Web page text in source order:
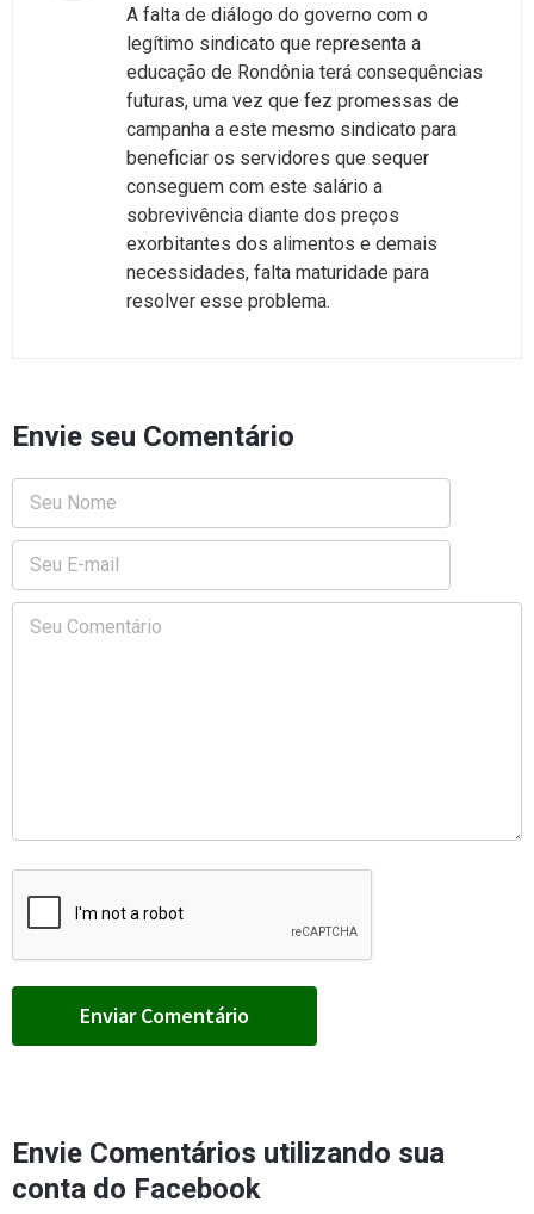
A falta de diálogo do governo com o
legítimo sindicato que representa a
educação de Rondônia terá consequências
futuras, uma vez que fez promessas de
campanha a este mesmo sindicato para
beneficiar os servidores que sequer
conseguem com este salário a
sobrevivência diante dos preços
exorbitantes dos alimentos e demais
necessidades, falta maturidade para
resolver esse problema.
Envie seu Comentário
Envie Comentários utilizando sua
conta do Facebook